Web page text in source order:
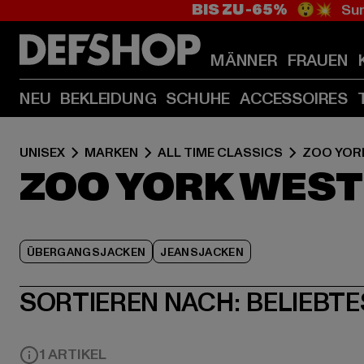
BIS ZU -65% 😲💥
MÄNNER FRAUEN
NEU BEKLEIDUNG SCHUHE ACCESSOIRES
UNISEX MARKEN ALL TIME CLASSICS ZOO
ZOO YORK
ÜBERGANGSJACKEN JEANSJACKEN
SORTIEREN NACH:
1 ARTIKEL